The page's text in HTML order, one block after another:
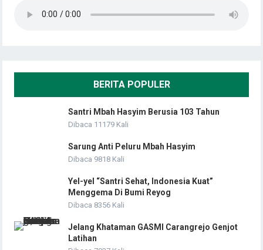
BERITA POPULER
Santri Mbah Hasyim Berusia 103 Tahun
Dibaca 11179 Kali
Sarung Anti Peluru Mbah Hasyim
Dibaca 9818 Kali
Yel-yel “Santri Sehat, Indonesia Kuat”
Menggema Di Bumi Reyog
Dibaca 8356 Kali
Jelang Khataman GASMI Carangrejo Genjot
Latihan